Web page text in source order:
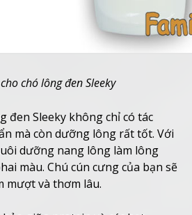
chó lông đen Sleeky
đen Sleeky không chỉ có tác
mà còn dưỡng lông rất tốt. Với
dưỡng nang lông làm lông
màu. Chú cún cưng của bạn sẽ
mượt và thơm lâu.